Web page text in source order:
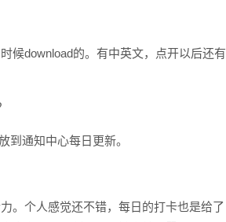
候download的。有中英文，点开以后还有
到通知中心每日更新。
。个人感觉还不错，每日的打卡也是给了